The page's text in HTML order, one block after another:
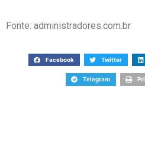
Fonte: administradores.com.br
Facebook Twitter
Telegram